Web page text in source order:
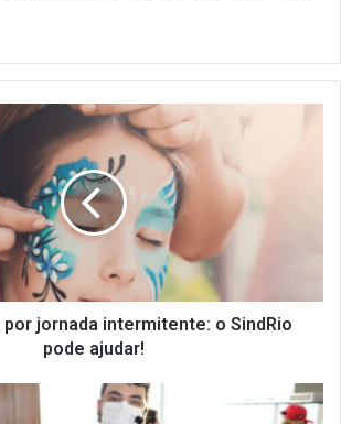
jornada intermitente: o SindRio
pode ajudar!